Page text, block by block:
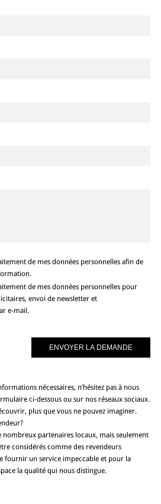
de mes données personnelles afin de
de mes données personnelles pour
envoi de newsletter et
e-mail.
nécessaires, n’hésitez pas à nous
ci-dessous ou sur nos réseaux sociaux.
plus que vous ne pouvez imaginer.
partenaires locaux, mais seulement
considérés comme des revendeurs
fournir un service impeccable et pour la
la qualité qui nous distingue.